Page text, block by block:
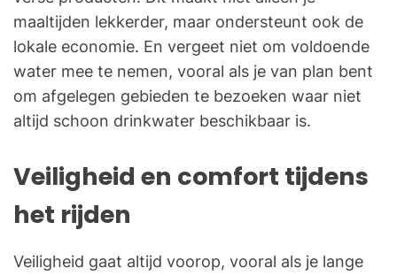
maaltijden lekkerder, maar ondersteunt ook de
lokale economie. En vergeet niet om voldoende
water mee te nemen, vooral als je van plan bent
om afgelegen gebieden te bezoeken waar niet
altijd schoon drinkwater beschikbaar is.
Veiligheid en comfort tijdens
het rijden
Veiligheid gaat altijd voorop, vooral als je lange